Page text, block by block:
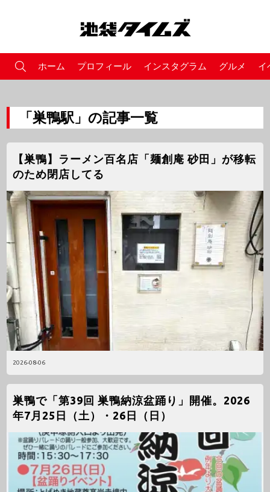
ホーム プロフィール インスタグラム グルメ イ
「巣鴨駅」の記事一覧
2026-08-06
【巣鴨】ラーメン百名店「麺創庵 砂田」が移転
のため閉店してる
巣鴨で「第39回 巣鴨納涼盆踊り」開催。2026
年7月25日（土）・26日（日）